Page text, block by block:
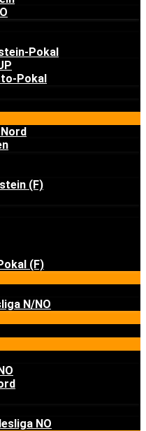
Pokal
Pokal
(F)
(F)
N/NO
NO